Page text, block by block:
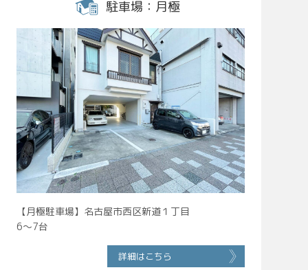
駐車場：月極
【月極駐車場】名古屋市西区新道１丁目
6～7台
詳細はこちら